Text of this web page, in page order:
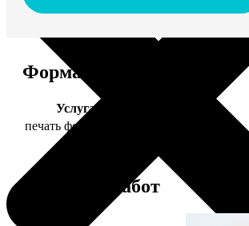
Форматы и цены
Услуга
печать фото 15х20
Примеры работ